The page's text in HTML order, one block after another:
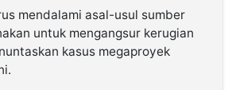
mendalami asal-usul sumber
untuk mengangsur kerugian
kasus megaproyek